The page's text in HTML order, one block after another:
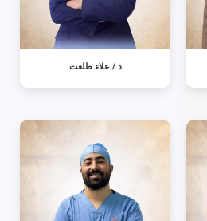
د / علاء طلعت